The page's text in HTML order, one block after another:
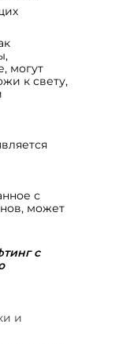
могут
к свету,
с
может
с
и